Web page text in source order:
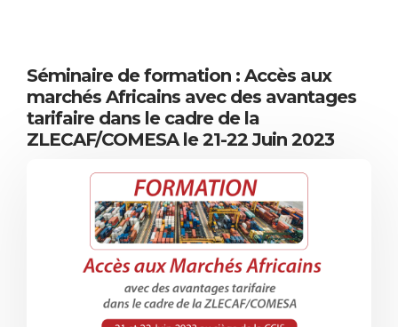
Séminaire de formation : Accès aux
marchés Africains avec des avantages
tarifaire dans le cadre de la
ZLECAF/COMESA le 21-22 Juin 2023